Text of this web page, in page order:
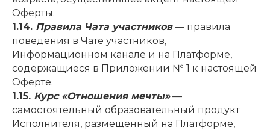
Оферты.
1.14. Правила Чата участников— правила
поведения в Чате участников,
Информационном канале и на Платформе,
содержащиеся в Приложении № 1 к настоящей
Оферте.
1.15. Курс «Отношения мечты»—
самостоятельный образовательный продукт
Исполнителя, размещённый на Платформе,